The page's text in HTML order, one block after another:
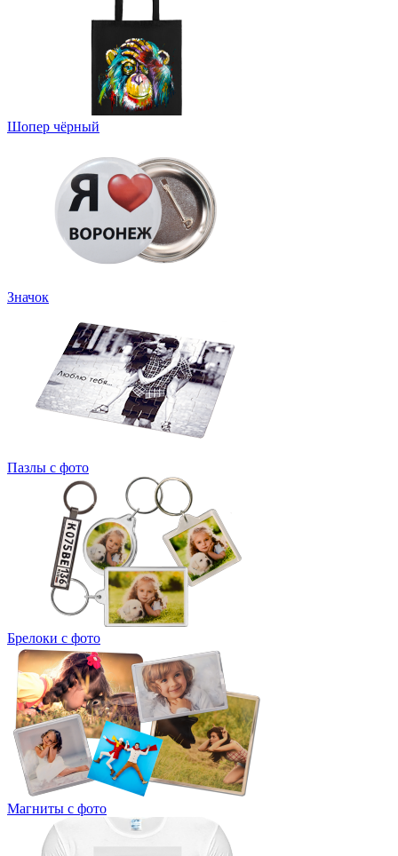
Шопер чёрный
Значок
Пазлы с фото
Брелоки с фото
Магниты с фото